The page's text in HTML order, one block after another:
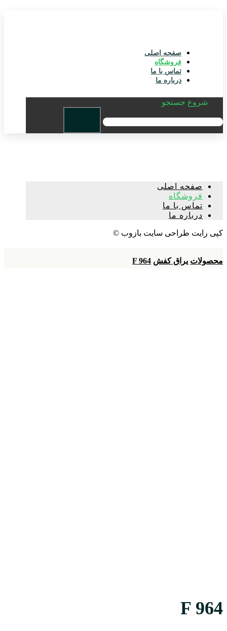
صفحه اصلی
فروشگاه
تماس با ما
درباره ما
شروع جستجو
صفحه اصلی
فروشگاه
تماس با ما
درباره ما
کپی رایت طراحی سایت بازوب ©
محصولات یراق کفش F 964
F 964